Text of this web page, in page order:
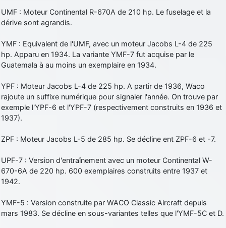
UMF : Moteur Continental R-670A de 210 hp. Le fuselage et la
dérive sont agrandis.
YMF : Equivalent de l'UMF, avec un moteur Jacobs L-4 de 225
hp. Apparu en 1934. La variante YMF-7 fut acquise par le
Guatemala à au moins un exemplaire en 1934.
YPF : Moteur Jacobs L-4 de 225 hp. A partir de 1936, Waco
rajoute un suffixe numérique pour signaler l'année. On trouve par
exemple l'YPF-6 et l'YPF-7 (respectivement construits en 1936 et
1937).
ZPF : Moteur Jacobs L-5 de 285 hp. Se décline ent ZPF-6 et -7.
UPF-7 : Version d'entraînement avec un moteur Continental W-
670-6A de 220 hp. 600 exemplaires construits entre 1937 et
1942.
YMF-5 : Version construite par WACO Classic Aircraft depuis
mars 1983. Se décline en sous-variantes telles que l'YMF-5C et D.